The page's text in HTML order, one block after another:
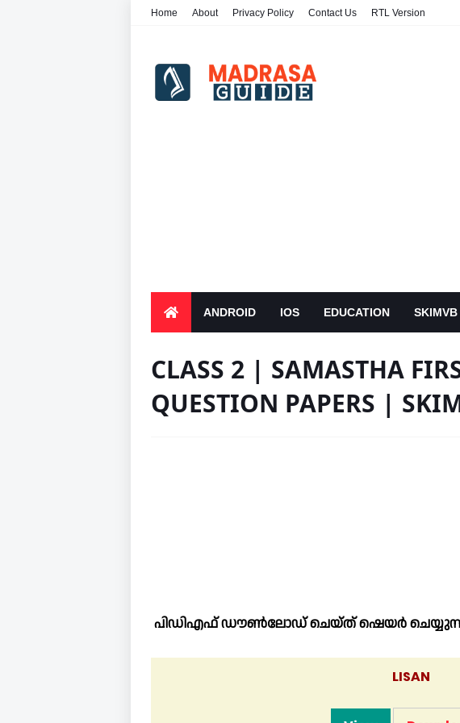
Home About Privacy Policy Contact Us RTL Version
ANDROID IOS EDUCATION SKIMVB
CLASS 2 | SAMASTHA
QUESTION PAPERS |
പിഡിഎഫ് ഡൗൺലോഡ് ചെയ്ത് ഷെയർ
LISAN